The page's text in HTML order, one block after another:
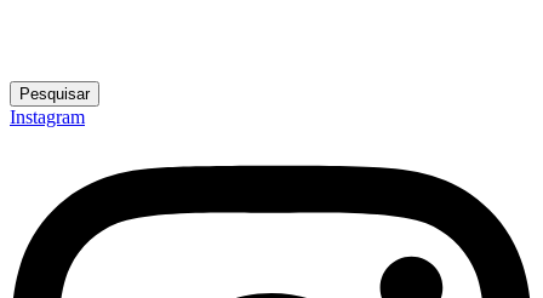
Pesquisar
Instagram